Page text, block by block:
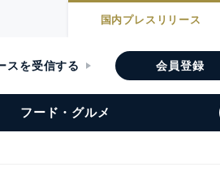
国内プレスリリース
スを受信する 会員登録
フード・グルメ